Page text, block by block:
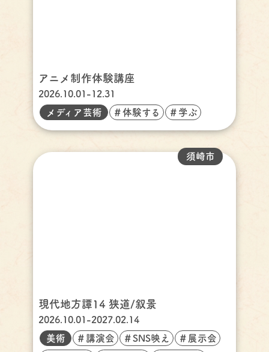
アニメ制作体験講座
2026.10.01-12.31
メディア芸術
＃体験する ＃学ぶ
現代地方譚14 狭道/叙景
須崎市
2026.10.01-2027.02.14
美術
＃講演会 ＃SNS映え ＃展示会